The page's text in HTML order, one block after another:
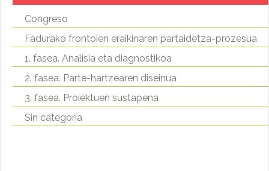
Congreso
Fadurako frontoien eraikinaren partaidetza-prozesua
1. fasea. Analisia eta diagnostikoa
2. fasea. Parte-hartzearen diseinua
3. fasea. Proiektuen sustapena
Sin categoría